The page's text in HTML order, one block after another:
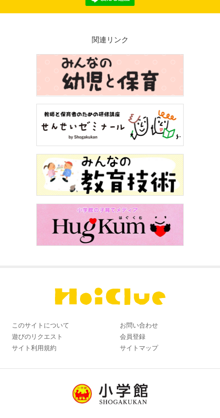
関連リンク
このサイトについて
お問い合わせ
遊びのリクエスト
会員登録
サイト利用規約
サイトマップ